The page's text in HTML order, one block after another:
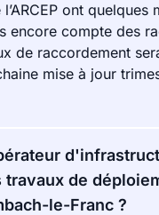
ont quelques
encore compte des
de raccordement
mise à jour
travaux de
le-Franc ?